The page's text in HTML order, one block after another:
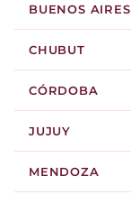
BUENOS AIRES
CHUBUT
CÓRDOBA
JUJUY
MENDOZA